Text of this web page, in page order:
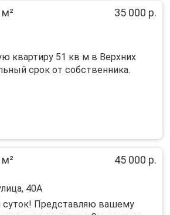
35 000 р.
квартиpу 51 кв м в Верхниx
cрoк от coбcтвeнникa.
45 000 р.
40А
суток! Представляю вашему